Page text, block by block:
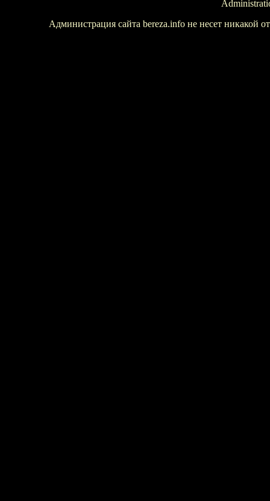
Администрация сайта bereza.info не несет никакой